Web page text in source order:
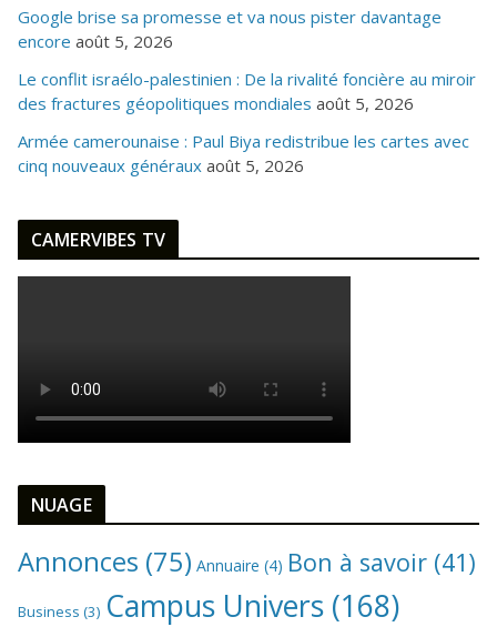
Google brise sa promesse et va nous pister davantage
encore août 5, 2026
Le conflit israélo-palestinien : De la rivalité foncière au miroir
des fractures géopolitiques mondiales août 5, 2026
Armée camerounaise : Paul Biya redistribue les cartes avec
cinq nouveaux généraux août 5, 2026
CAMERVIBES TV
NUAGE
Annonces (75) Annuaire (4) Bon à savoir (41)
Business (3) Campus Univers (168)